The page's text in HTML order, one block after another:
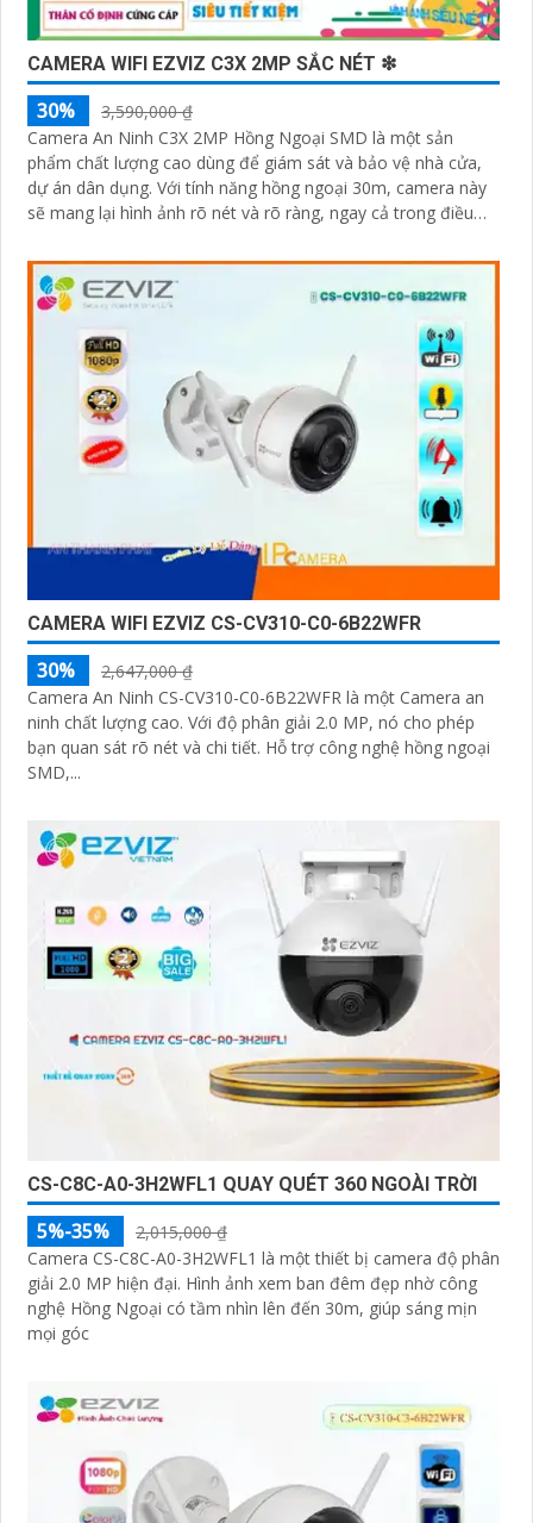
CAMERA WIFI EZVIZ C3X 2MP SẮC NÉT ❇
30%
3,590,000 ₫
Camera An Ninh C3X 2MP Hồng Ngoại SMD là một sản
phẩm chất lượng cao dùng để giám sát và bảo vệ nhà cửa,
dự án dân dụng. Với tính năng hồng ngoại 30m, camera này
sẽ mang lại hình ảnh rõ nét và rõ ràng, ngay cả trong điều
CAMERA WIFI EZVIZ CS-CV310-C0-6B22WFR
30%
2,647,000 ₫
Camera An Ninh CS-CV310-C0-6B22WFR là một Camera an
ninh chất lượng cao. Với độ phân giải 2.0 MP, nó cho phép
bạn quan sát rõ nét và chi tiết. Hỗ trợ công nghệ hồng ngoại
SMD,...
CS-C8C-A0-3H2WFL1 QUAY QUÉT 360 NGOÀI TRỜI
5%-35%
2,015,000 ₫
Camera CS-C8C-A0-3H2WFL1 là một thiết bị camera độ phân
giải 2.0 MP hiện đại. Hình ảnh xem ban đêm đẹp nhờ công
nghệ Hồng Ngoại có tầm nhìn lên đến 30m, giúp sáng mịn
mọi góc